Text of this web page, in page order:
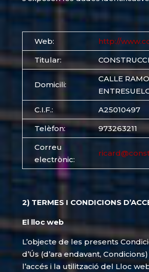
Web:
http://
Titular:
Domicili:
CALLE
C.I.F.:
A25010497
Telèfon:
973263211
Correu
electrònic:
2) TERMES I CONDICIONS
El lloc web
L’objecte de les presents
d’Ús (d’ara endavant,
l’accés i la utilització del Lloc